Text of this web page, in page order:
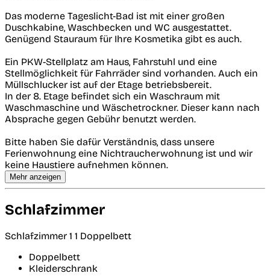
Das moderne Tageslicht-Bad ist mit einer großen
Duschkabine, Waschbecken und WC ausgestattet.
Genügend Stauraum für Ihre Kosmetika gibt es auch.
Ein PKW-Stellplatz am Haus, Fahrstuhl und eine
Stellmöglichkeit für Fahrräder sind vorhanden. Auch ein
Müllschlucker ist auf der Etage betriebsbereit.
In der 8. Etage befindet sich ein Waschraum mit
Waschmaschine und Wäschetrockner. Dieser kann nach
Absprache gegen Gebühr benutzt werden.
Bitte haben Sie dafür Verständnis, dass unsere
Ferienwohnung eine Nichtraucherwohnung ist und wir
keine Haustiere aufnehmen können.
Mehr anzeigen
Schlafzimmer
Schlafzimmer 1 1 Doppelbett
Doppelbett
Kleiderschrank